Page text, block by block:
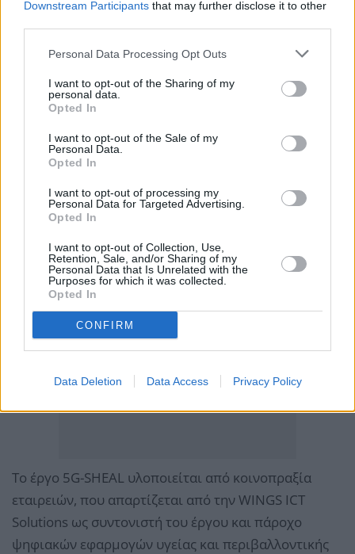
Downstream Participants that may further disclose it to other
Personal Data Processing Opt Outs
I want to opt-out of the Sharing of my
personal data.
Opted In
I want to opt-out of the Sale of my
Personal Data.
Opted In
I want to opt-out of processing my
Personal Data for Targeted Advertising.
Opted In
I want to opt-out of Collection, Use,
Retention, Sale, and/or Sharing of my
Personal Data that Is Unrelated with the
Purposes for which it was collected.
Opted In
CONFIRM
Data Deletion Data Access Privacy Policy
Το έργο 5G-SHEAL υλοποιείται από κοινοπραξία
εταιρειών, που απαρτίζεται από την WINGS ICT
Solutions ως συντονιστή του έργου και πάροχο
ψηφιακών εφαρμογών υγείας και περιβαλλοντικής